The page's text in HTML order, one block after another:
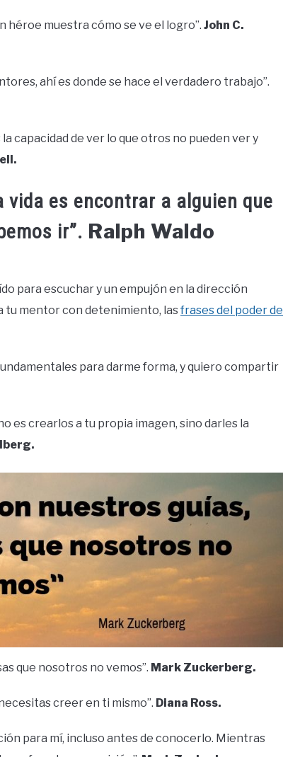
héroe muestra cómo se ve el logro”. John C.
ahí es donde se hace el verdadero trabajo”.
capacidad de ver lo que otros no pueden ver y
es encontrar a alguien que
ir”. Ralph Waldo
para escuchar y un empujón en la dirección
tu mentor con detenimiento, lasfrases del poder de
para darme forma, y ​​quiero compartir
es crearlos a tu propia imagen, sino darles la
que nosotros no vemos”. Mark Zuckerberg.
creer en ti mismo”. Diana Ross.
para mí, incluso antes de conocerlo. Mientras